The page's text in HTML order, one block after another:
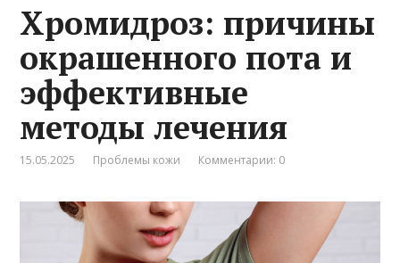
Хромидроз: причины
окрашенного пота и
эффективные
методы лечения
15.05.2025 Проблемы кожи Комментарии: 0